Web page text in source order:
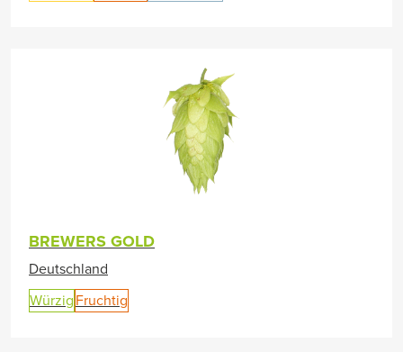
BREWERS GOLD
Deutschland
Würzig Fruchtig